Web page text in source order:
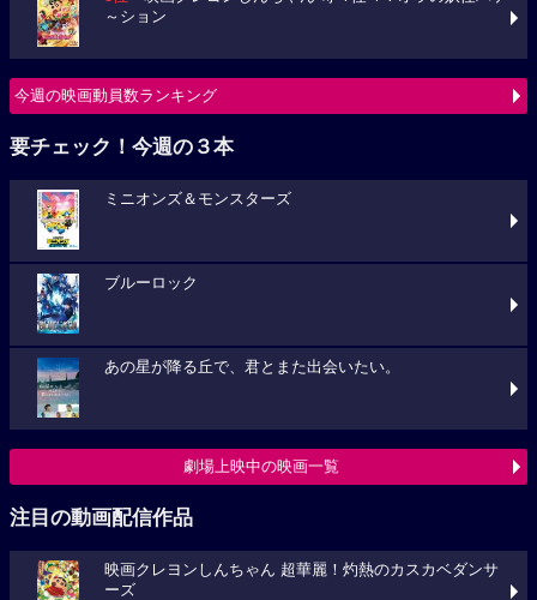
～ション
今週の映画動員数ランキング
要チェック！今週の３本
ミニオンズ＆モンスターズ
ブルーロック
あの星が降る丘で、君とまた出会いたい。
劇場上映中の映画一覧
注目の動画配信作品
映画クレヨンしんちゃん 超華麗！灼熱のカスカベダンサ
ーズ